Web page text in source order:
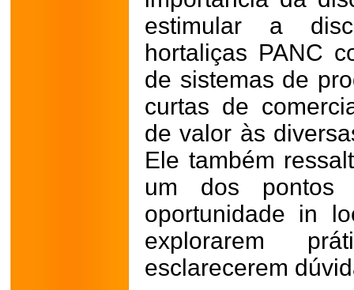
estimular a
hortaliças PANC
de sistemas de
curtas de
de valor às
Ele também
um dos pontos
oportunidade in
explorarem
esclarecerem